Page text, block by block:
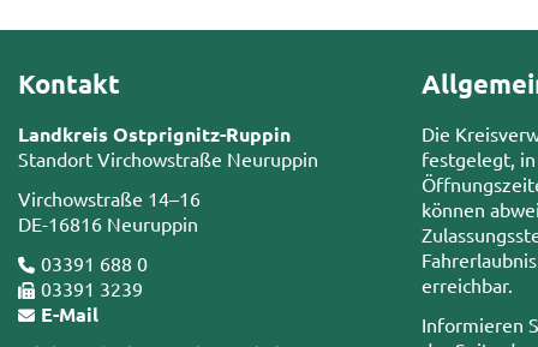
Kontakt
Landkreis Ostprignitz-Ruppin
Standort Virchowstraße Neuruppin
Virchowstraße 14–16
DE-16816 Neuruppin
03391 688 0
03391 3239
E-Mail
Die
festgelegt,
können
erreichbar.
Informieren